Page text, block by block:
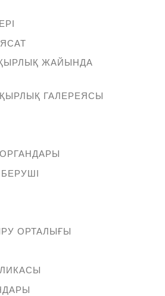
ЖАЙЫНДА
ГАЛЕРЕЯСЫ
ОРТАЛЫҒЫ